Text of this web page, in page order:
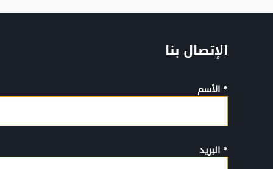
الإتصال بنا
* الأسم
* البريد